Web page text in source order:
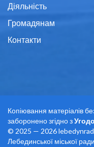
Діяльність
Громадянам
Контакти
Копіювання матеріалів
заборонено згідно з
© 2025 — 2026
Лебединської міської